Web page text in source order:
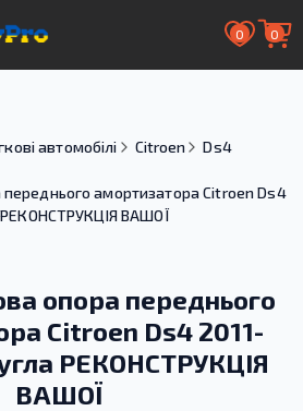
0 0
автомобілі Citroen
Ds4
амортизатора Citroen Ds4
РЕКОНСТРУКЦІЯ ВАШОЇ
опора переднього
Citroen Ds4 2011-
РЕКОНСТРУКЦІЯ
ВАШОЇ